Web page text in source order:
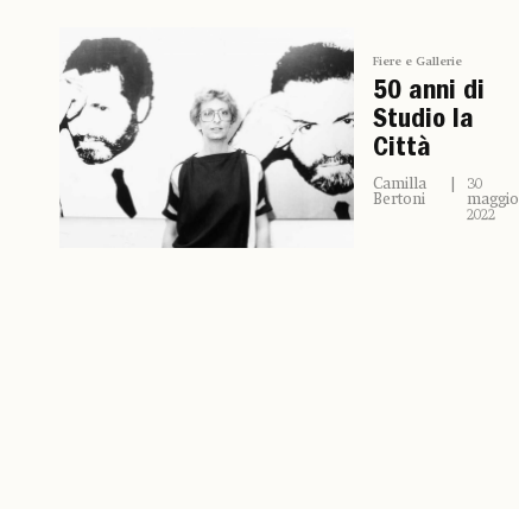
Fiere e Gallerie
50 anni di
Studio la
Città
Camilla
Bertoni
30
maggio
2022